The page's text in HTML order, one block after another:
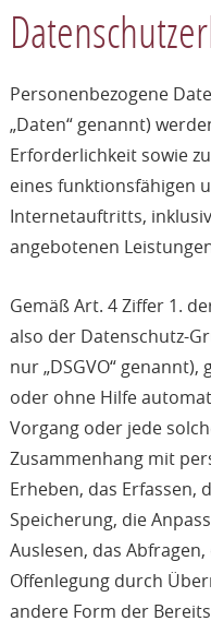
Personenbezogene
„Daten“ genannt)
Erforderlichkeit sowie
eines funktionsfähigen
Internetauftritts,
angebotenen
Gemäß Art. 4 Ziffer 1.
also der Datenschutz-
nur „DSGVO“
oder ohne Hilfe
Vorgang oder jede
Zusammenhang mit
Erheben, das Erfassen,
Speicherung, die
Auslesen, das
Offenlegung durch
andere Form der